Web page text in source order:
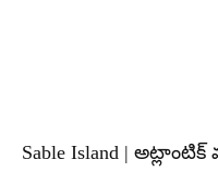
Sable Island |